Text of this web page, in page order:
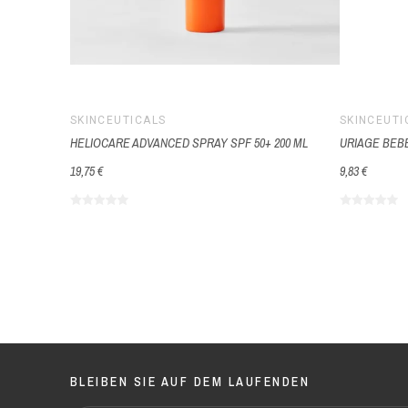
SKINCEUTICALS
HELIOCARE ADVANCED SPRAY SPF 50+ 200 ML
19,75 €
URIAGE
9,83 €
BLEIBEN SIE AUF DEM LAUFENDEN